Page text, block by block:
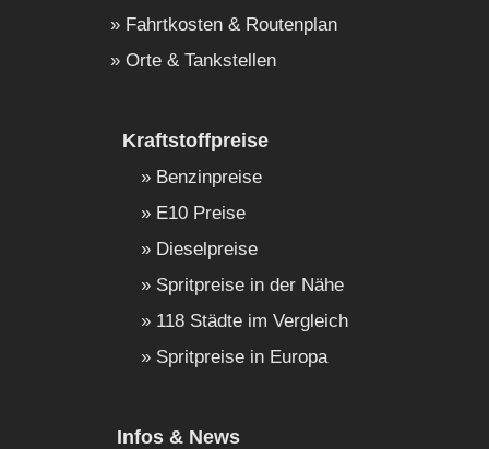
Fahrtkosten & Routenplan
Orte & Tankstellen
Kraftstoffpreise
Benzinpreise
E10 Preise
Dieselpreise
Spritpreise in der Nähe
118 Städte im Vergleich
Spritpreise in Europa
Infos & News